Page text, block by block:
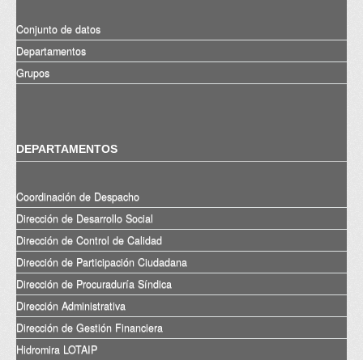
Conjunto de datos
Departamentos
Grupos
DEPARTAMENTOS
Coordinación de Despacho
Dirección de Desarrollo Social
Dirección de Control de Calidad
Dirección de Participación Ciudadana
Dirección de Procuraduría Síndica
Dirección Administrativa
Dirección de Gestión Financiera
Hidromira LOTAIP